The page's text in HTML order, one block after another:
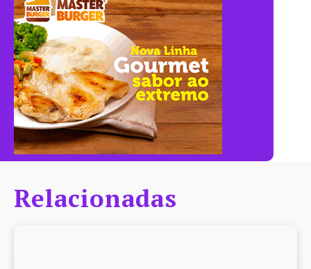
Relacionadas